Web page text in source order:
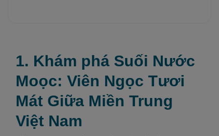
1. Khám phá Suối Nước
Moọc: Viên Ngọc Tươi
Mát Giữa Miền Trung
Việt Nam